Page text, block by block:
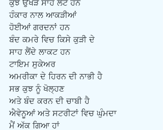
ਕੁਝ ਉਖੜੇ ਸਾਹ ਲੇਟੇ ਹਨ
ਹੰਕਾਰ ਨਾਲ ਆਕੜੀਆਂ
ਹੋਈਆਂ ਗਰਦਨਾਂ ਹਨ
ਬੰਦ ਕਮਰੇ ਵਿਚ ਕਿਸੇ ਕੁੜੀ ਦੇ
ਸਾਹ ਲੈਂਦੇ ਲਾਕਟ ਹਨ
ਟਾਇਮ ਸੁਕੇਅਰ
ਅਮਰੀਕਾ ਦੇ ਹਿਰਨ ਦੀ ਨਾਭੀ ਹੈ
ਸਭ ਕੁਝ ਨੂੰ ਖੋਲ੍ਹਣ
ਅਤੇ ਬੰਦ ਕਰਨ ਦੀ ਚਾਬੀ ਹੈ
ਐਵੇਨੂਆਂ ਅਤੇ ਸਟਰੀਟਾਂ ਵਿਚ ਘੁੰਮਦਾ
ਮੈਂ ਅੱਕ ਗਿਆ ਹਾਂ